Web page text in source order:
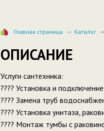
Главная страница Каталог
ОПИСАНИЕ
Услуги сантехника:
???? Установка и
???? Замена труб
???? Установка унитаза,
???? Монтаж тумбы с